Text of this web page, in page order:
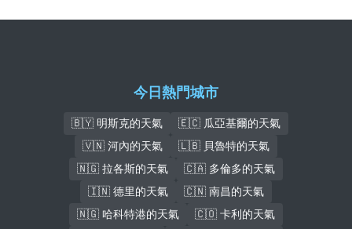
今日熱門城市
🇧🇾 明斯克的天氣
🇪🇨 瓜亞基爾的天氣
🇻🇳 河內的天氣
🇱🇧 貝魯特的天氣
🇳🇬 拉各斯的天氣
🇨🇦 多倫多的天氣
🇮🇳 德里的天氣
🇨🇳 南昌的天氣
🇳🇬 哈科特港的天氣
🇨🇴 卡利的天氣